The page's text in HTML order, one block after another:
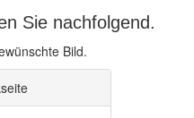
Sie nachfolgend.
Bild.